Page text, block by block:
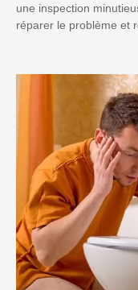
une inspection
réparer le problème et